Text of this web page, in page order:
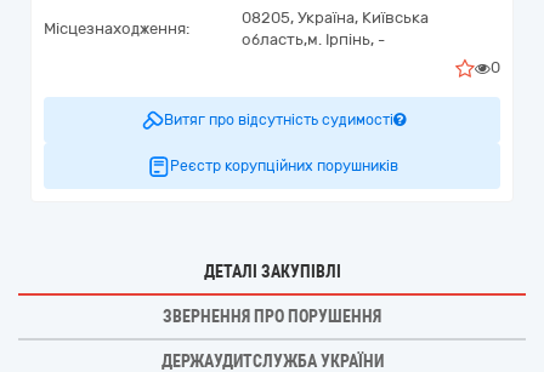
Місцезнаходження:
08205, Україна, Київська
область,м. Ірпінь, -
0
Витяг про відсутність судимості
Реєстр корупційних порушників
ДЕТАЛІ ЗАКУПІВЛІ
ЗВЕРНЕННЯ ПРО ПОРУШЕННЯ
ДЕРЖАУДИТСЛУЖБА УКРАЇНИ